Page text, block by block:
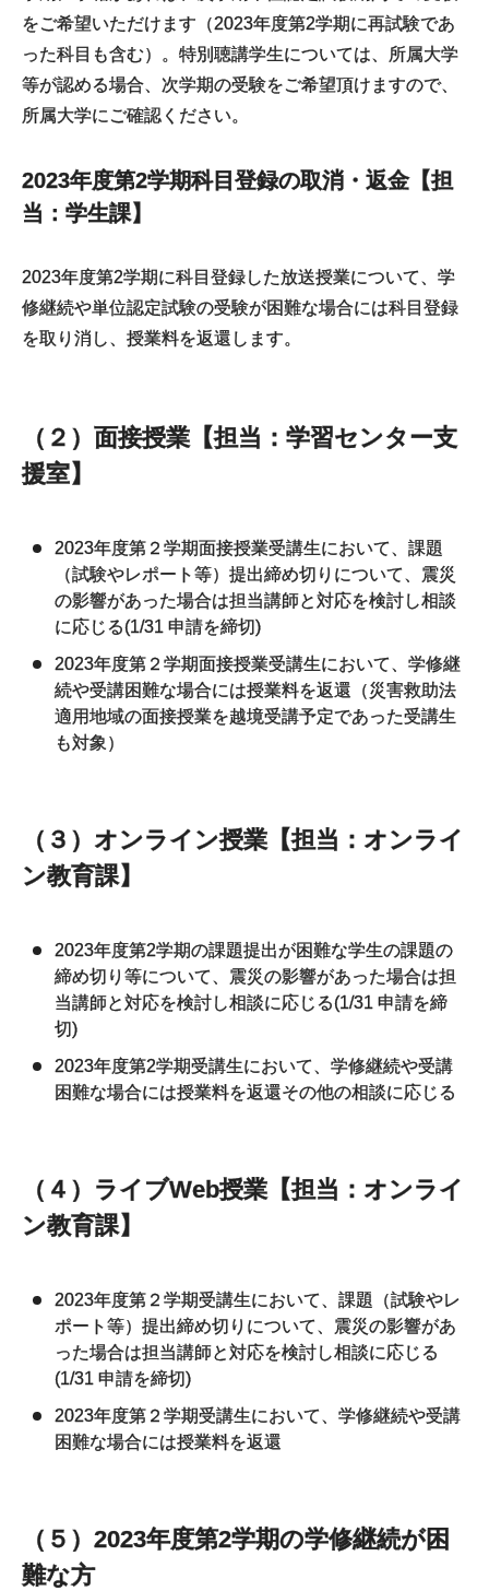
をご希望いただけます（2023年度第2学期に再試験であ
った科目も含む）。特別聴講学生については、所属大学
等が認める場合、次学期の受験をご希望頂けますので、
所属大学にご確認ください。
2023年度第2学期科目登録の取消・返金【担
当：学生課】
2023年度第2学期に科目登録した放送授業について、学
修継続や単位認定試験の受験が困難な場合には科目登録
を取り消し、授業料を返還します。
（２）面接授業【担当：学習センター支
援室】
2023年度第２学期面接授業受講生において、課題
（試験やレポート等）提出締め切りについて、震災
の影響があった場合は担当講師と対応を検討し相談
に応じる(1/31 申請を締切)
2023年度第２学期面接授業受講生において、学修継
続や受講困難な場合には授業料を返還（災害救助法
適用地域の面接授業を越境受講予定であった受講生
も対象）
（３）オンライン授業【担当：オンライ
ン教育課】
2023年度第2学期の課題提出が困難な学生の課題の
締め切り等について、震災の影響があった場合は担
当講師と対応を検討し相談に応じる(1/31 申請を締
切)
2023年度第2学期受講生において、学修継続や受講
困難な場合には授業料を返還その他の相談に応じる
（４）ライブWeb授業【担当：オンライ
ン教育課】
2023年度第２学期受講生において、課題（試験やレ
ポート等）提出締め切りについて、震災の影響があ
った場合は担当講師と対応を検討し相談に応じる
(1/31 申請を締切)
2023年度第２学期受講生において、学修継続や受講
困難な場合には授業料を返還
（５）2023年度第2学期の学修継続が困
難な方